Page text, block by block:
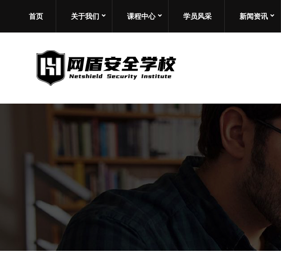
首页 关于我们 课程中心 学员风采 新闻资讯